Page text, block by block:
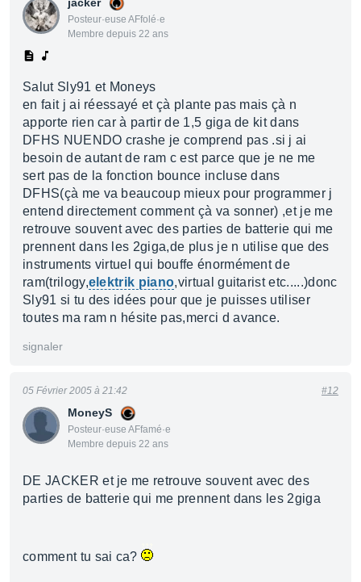
Posteur·euse AFfolé·e
Membre depuis 22 ans
Salut Sly91 et Moneys
en fait j ai réessayé et çà plante pas mais çà n
apporte rien car à partir de 1,5 giga de kit dans
DFHS NUENDO crashe je comprend pas .si j ai
besoin de autant de ram c est parce que je ne me
sert pas de la fonction bounce incluse dans
DFHS(çà me va beaucoup mieux pour programmer j
entend directement comment çà va sonner) ,et je me
retrouve souvent avec des parties de batterie qui me
prennent dans les 2giga,de plus je n utilise que des
instruments virtuel qui bouffe énormément de
ram(trilogy,elektrik piano,virtual guitarist etc.....)donc
Sly91 si tu des idées pour que je puisses utiliser
toutes ma ram n hésite pas,merci d avance.
signaler
MoneyS
Posteur·euse AFfamé·e
Membre depuis 22 ans
05 Février 2005 à 21:42 #12
DE JACKER et je me retrouve souvent avec des
parties de batterie qui me prennent dans les 2giga
comment tu sai ca?